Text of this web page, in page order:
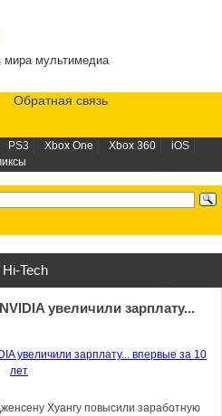
мира мультимедиа
Обратная связь
PS3 Xbox One Xbox 360
iOS
Hi-Tech
увеличили зарплату...
Хуангу повысили заработную